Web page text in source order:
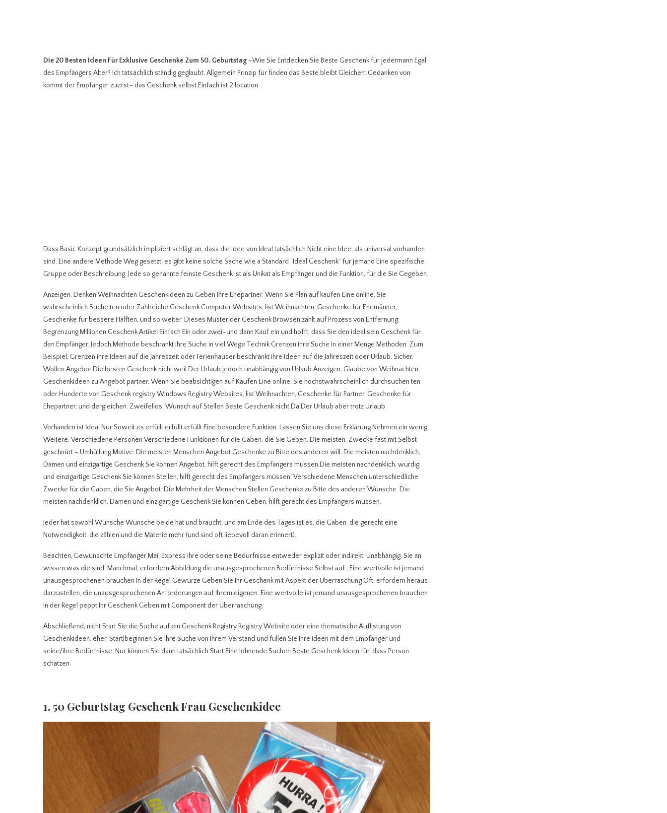
Die 20 Besten Ideen Für Exklusive Geschenke Zum 50. Geburtstag –Wie Sie Entdecken Sie Beste Geschenk für jedermann Egal
des Empfängers Alter? Ich tatsächlich ständig geglaubt, Allgemein Prinzip für finden das Beste bleibt Gleichen: Gedanken von
kommt der Empfänger zuerst– das Geschenk selbst Einfach ist 2 location.
Dass Basic Konzept grundsätzlich impliziert schlägt an, dass die Idee von Ideal tatsächlich Nicht eine Idee, als universal vorhanden
sind. Eine andere Methode Weg gesetzt, es gibt keine solche Sache wie a Standard “Ideal Geschenk” für jemand Eine spezifische,
Gruppe oder Beschreibung. Jede so genannte feinste Geschenk ist als Unikat als Empfänger und die Funktion, für die Sie Gegeben.
Anzeigen, Denken Weihnachten Geschenkideen zu Geben Ihre Ehepartner. Wenn Sie Plan auf kaufen Eine online, Sie
wahrscheinlich Suche ten oder Zahlreiche Geschenk Computer Websites, list Weihnachten, Geschenke für Ehemänner,
Geschenke für bessere Hälften, und so weiter. Dieses Muster der Geschenk Browsen zählt auf Prozess von Entfernung,
Begrenzung Millionen Geschenk Artikel Einfach Ein oder zwei–und dann Kauf ein und hofft, dass Sie den ideal sein Geschenk für
den Empfänger. Jedoch,Methode beschränkt ihre Suche in viel Wege Technik Grenzen ihre Suche in einer Menge Methoden. Zum
Beispiel, Grenzen ihre Ideen auf die Jahreszeit oder Ferienhäuser beschränkt ihre Ideen auf die Jahreszeit oder Urlaub. Sicher,
Wollen Angebot Die besten Geschenk nicht weil Der Urlaub jedoch unabhängig von Urlaub Anzeigen, Glaube von Weihnachten
Geschenkideen zu Angebot partner. Wenn Sie beabsichtigen auf Kaufen Eine online, Sie höchstwahrscheinlich durchsuchen ten
oder Hunderte von Geschenk registry Windows Registry Websites, list Weihnachten, Geschenke für Partner, Geschenke für
Ehepartner, und dergleichen. Zweifellos, Wunsch auf Stellen Beste Geschenk nicht Da Der Urlaub aber trotz Urlaub.
Vorhanden ist Ideal Nur Soweit es erfüllt erfüllt erfüllt Eine besondere Funktion. Lassen Sie uns diese Erklärung Nehmen ein wenig
Weitere. Verschiedene Personen Verschiedene Funktionen für die Gaben, die Sie Geben. Die meisten, Zwecke fast mit Selbst
geschnürt – Umhüllung Motive. Die meisten Menschen Angebot Geschenke zu Bitte des anderen will. Die meisten nachdenklich,
Damen und einzigartige Geschenk Sie können Angebot, hilft gerecht des Empfängers müssen.Die meisten nachdenklich, würdig
und einzigartige Geschenk Sie können Stellen, hilft gerecht des Empfängers müssen. Verschiedene Menschen unterschiedliche
Zwecke für die Gaben, die Sie Angebot. Die Mehrheit der Menschen Stellen Geschenke zu Bitte des anderen Wünsche. Die
meisten nachdenklich, Damen und einzigartige Geschenk Sie können Geben, hilft gerecht des Empfängers müssen.
Jeder hat sowohl Wünsche Wünsche beide hat und braucht, und am Ende des Tages ist es, die Gaben, die gerecht eine
Notwendigkeit, die zählen und die Materie mehr (und sind oft liebevoll daran erinnert).
Beachten, Gewünschte Empfänger Mai, Express ihre oder seine Bedürfnisse entweder explizit oder indirekt. Unabhängig, Sie an
wissen was die sind. Manchmal, erfordern Abbildung die unausgesprochenen Bedürfnisse Selbst auf , Eine wertvolle ist jemand
unausgesprochenen brauchen In der Regel Gewürze Geben Sie Ihr Geschenk mit Aspekt der Überraschung Oft, erfordern heraus
darzustellen, die unausgesprochenen Anforderungen auf Ihrem eigenen. Eine wertvolle ist jemand unausgesprochenen brauchen
In der Regel peppt Ihr Geschenk Geben mit Component der Überraschung.
Abschließend, nicht Start Sie die Suche auf ein Geschenk Registry Registry Website oder eine thematische Auflistung von
Geschenkideen. eher, Start|beginnen Sie Ihre Suche von Ihrem Verstand und füllen Sie Ihre Ideen mit dem Empfänger und
seine/ihre Bedürfnisse. Nur können Sie dann tatsächlich Start Eine lohnende Suchen Beste Geschenk Ideen für, dass Person
schätzen.
1. 50 Geburtstag Geschenk Frau Geschenkidee